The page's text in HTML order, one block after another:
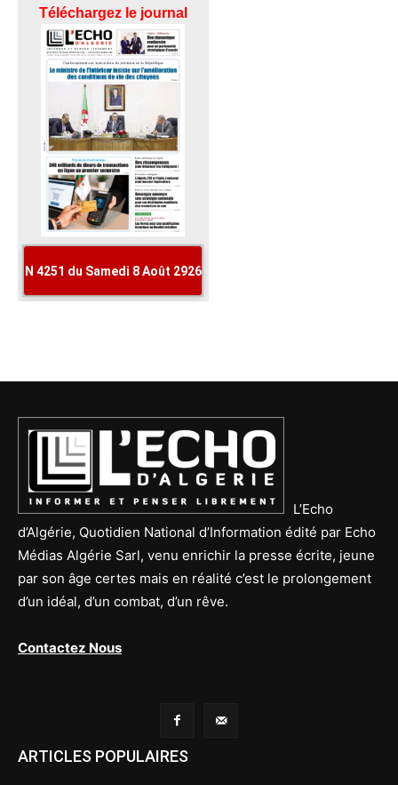
L’Echo
d’Algérie, Quotidien National d’Information édité par Echo
Médias Algérie Sarl, venu enrichir la presse écrite, jeune
par son âge certes mais en réalité c’est le prolongement
d’un idéal, d’un combat, d’un rêve.
Contactez Nous
ARTICLES POPULAIRES